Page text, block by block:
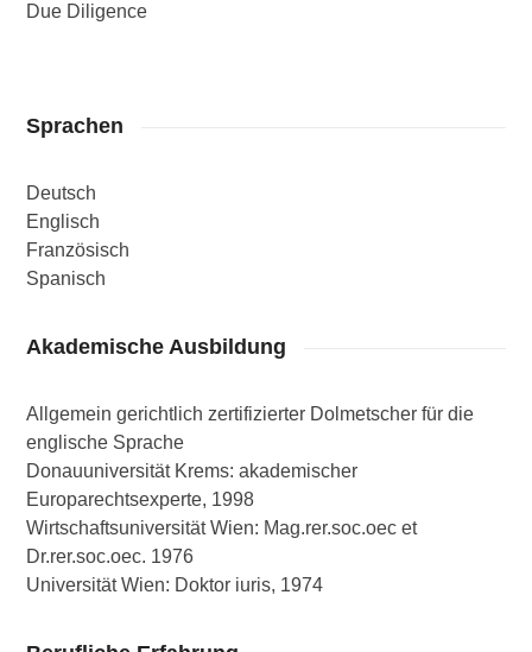
Due Diligence
Sprachen
Deutsch
Englisch
Französisch
Spanisch
Akademische Ausbildung
Allgemein gerichtlich zertifizierter Dolmetscher für die
englische Sprache
Donauuniversität Krems: akademischer
Europarechtsexperte, 1998
Wirtschaftsuniversität Wien: Mag.rer.soc.oec et
Dr.rer.soc.oec. 1976
Universität Wien: Doktor iuris, 1974